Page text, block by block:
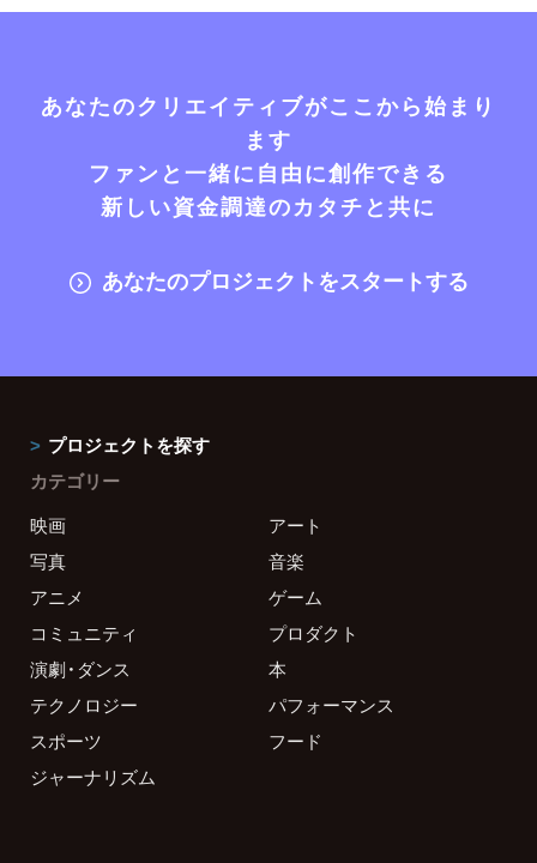
あなたのクリエイティブがここから始まり
ます
ファンと一緒に自由に創作できる
新しい資金調達のカタチと共に
あなたのプロジェクトをスタートする
プロジェクトを探す
カテゴリー
映画
アート
写真
音楽
アニメ
ゲーム
コミュニティ
プロダクト
演劇・ダンス
本
テクノロジー
パフォーマンス
スポーツ
フード
ジャーナリズム